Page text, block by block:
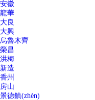
安徽
龍華
大良
大興
烏魯木齊
榮昌
洪梅
新造
香州
房山
景德鎮(zhèn)